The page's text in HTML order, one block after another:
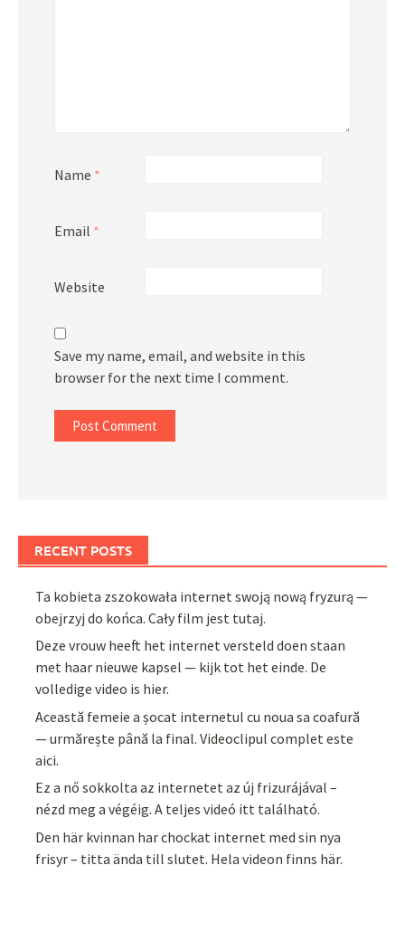
Name *
Email *
Website
Save my name, email, and website in this
browser for the next time I comment.
RECENT POSTS
Ta kobieta zszokowała internet swoją nową fryzurą —
obejrzyj do końca. Cały film jest tutaj.
Deze vrouw heeft het internet versteld doen staan
met haar nieuwe kapsel — kijk tot het einde. De
volledige video is hier.
Această femeie a șocat internetul cu noua sa coafură
— urmărește până la final. Videoclipul complet este
aici.
Ez a nő sokkolta az internetet az új frizurájával –
nézd meg a végéig. A teljes videó itt található.
Den här kvinnan har chockat internet med sin nya
frisyr – titta ända till slutet. Hela videon finns här.